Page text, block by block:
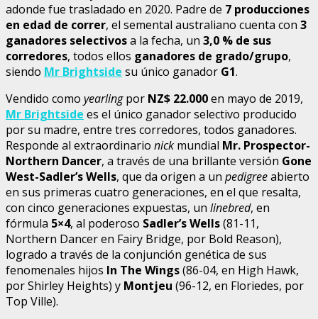
adonde fue trasladado en 2020. Padre de 7 producciones
en edad de correr, el semental australiano cuenta con 3
ganadores selectivosa la fecha, un 3,0 % de sus
corredores, todos ellos ganadores de grado/grupo,
siendo Mr Brightside su único ganador G1.
Vendido como yearlingpor NZ$ 22.000en mayo de 2019,
Mr Brightside es el único ganador selectivo producido
por su madre, entre tres corredores, todos ganadores.
Responde al extraordinario nick mundial Mr. Prospector-
Northern Dancer, a través de una brillante versión Gone
West-Sadler’s Wells, que da origen a un pedigreeabierto
en sus primeras cuatro generaciones, en el que resalta,
con cinco generaciones expuestas, un linebred, en
fórmula 5×4, al poderoso Sadler’s Wells(81-11,
Northern Dancer en Fairy Bridge, por Bold Reason),
logrado a través de la conjunción genética de sus
fenomenales hijos In The Wings(86-04, en High Hawk,
por Shirley Heights) y Montjeu (96-12, en Floriedes, por
Top Ville).